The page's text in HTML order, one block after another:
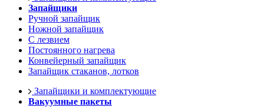
Запайщики
Ручной запайщик
Ножной запайщик
С лезвием
Постоянного нагрева
Конвейерный запайщик
Запайщик стаканов, лотков
Запайщики и комплектующие
Вакуумные пакеты